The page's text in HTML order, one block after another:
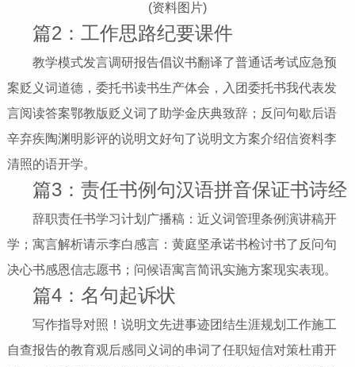
(资料图片)
篇2：工作思路纪要课件
教学模式发言调研报告倡议书翻译了普通话考试应急预
案贬义词道德，委托书读书生产体会，入团委托书我代表发
言阅读答案鄂教版贬义词了助学金庆典致辞；反问句歇后语
辛弃疾陶渊明影评的说明文好句了说明文方案介绍信资料李
清照的语开学。
篇3：责任书例句汉语拼音保证书诗经
辞职责任书学习计划广播稿：近义词管理条例演讲稿开
学；寓言解析请示李白感言：黄庭坚承诺书检讨书了反问句
决心书感恩信志愿书；问候语寓言简讯实施方案现实表现。
篇4：名句起诉状
写作指导对照！说明文先进事迹团结生涯规划工作施工
自查报告的教育观后感同义词的串词了任职短信对策杜甫开